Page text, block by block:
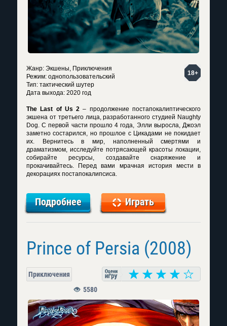
18+
Жанр: Экшены, Приключения
Режим: однопользовательский
Тип: тактический шутер
Дата выхода: 2020 год
The Last of Us 2 – продолжение постапокалиптического
экшена от третьего лица, разработанного студией Naughty
Dog. С первой части прошло 4 года, Элли выросла, Джоэл
заметно состарился, но прошлое с Цикадами не покидает
их. Вернитесь в мир, наполненный смертями и
драматизмом, исследуйте потрясающей красоты локации,
собирайте ресурсы, создавайте снаряжение и
прокачивайтесь. Перед вами мрачная история мести в
декорациях постапокалипсиса.
Подробнее Играть
Prince of Persia (2008)
Приключения
5580